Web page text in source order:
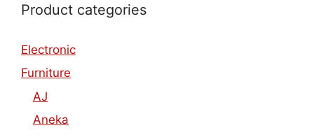
Product categories
Electronic
Furniture
AJ
Aneka